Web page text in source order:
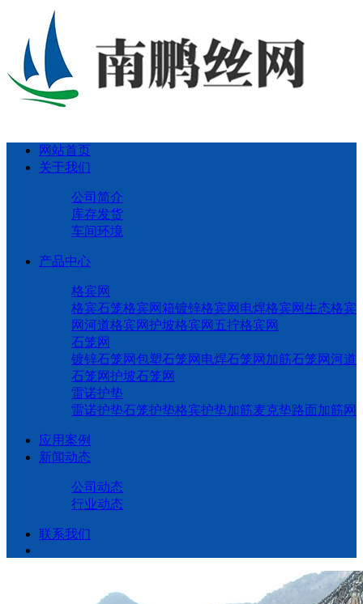
网站首页
关于我们
公司简介
库存发货
车间环境
产品中心
格宾网
格宾石笼格宾网箱镀锌格宾网 电焊格宾网生态格宾
网河道格宾网护坡格宾网 五拧格宾网
石笼网
镀锌石笼网包塑石笼网 电焊石笼网 加筋石笼网河道
石笼网护坡石笼网
雷诺护垫
雷诺护垫石笼护垫格宾护垫加筋麦克垫路面加筋网
应用案例
新闻动态
公司动态
行业动态
联系我们